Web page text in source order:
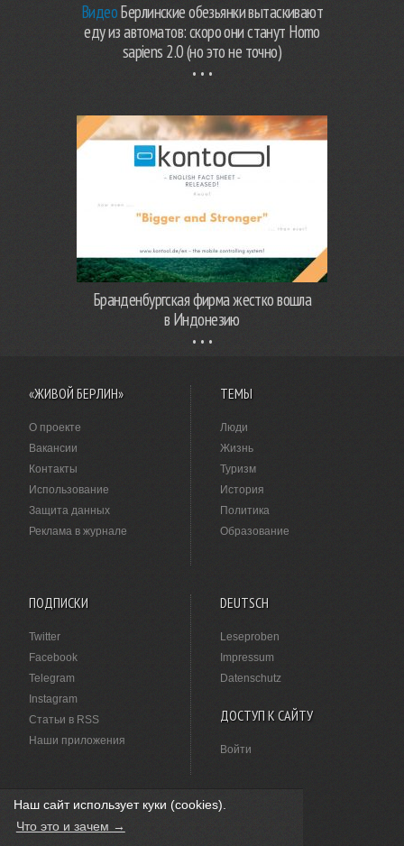
Наш сайт использует куки (cookies).
Что это и зачем →
ВидеоБерлинские обезьянки вытаскивают
еду из автоматов: скоро они станут Homo
sapiens 2.0 (но это не точно)
Бранденбургская фирма жестко вошла
в Индонезию
«ЖИВОЙ БЕРЛИН»
О проекте
Вакансии
Контакты
Использование
Защита данных
Реклама в журнале
ТЕМЫ
Люди
Жизнь
Туризм
История
Политика
Образование
ПОДПИСКИ
Twitter
Facebook
Telegram
Instagram
Статьи в RSS
Наши приложения
DEUTSCH
Leseproben
Impressum
Datenschutz
ДОСТУП К САЙТУ
Войти
НАШЛИ ОПЕЧАТКУ?